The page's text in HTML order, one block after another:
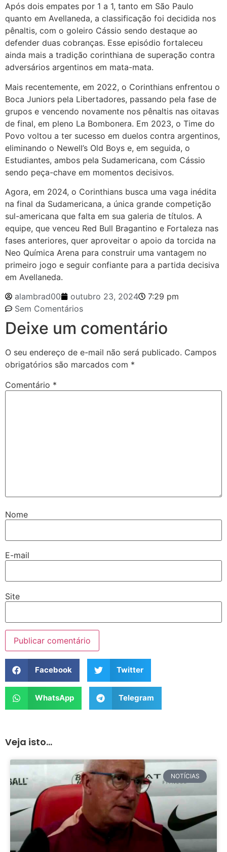
Após dois empates por 1 a 1, tanto em São Paulo
quanto em Avellaneda, a classificação foi decidida nos
pênaltis, com o goleiro Cássio sendo destaque ao
defender duas cobranças. Esse episódio fortaleceu
ainda mais a tradição corinthiana de superação contra
adversários argentinos em mata-mata.
Mais recentemente, em 2022, o Corinthians enfrentou o
Boca Juniors pela Libertadores, passando pela fase de
grupos e vencendo novamente nos pênaltis nas oitavas
de final, em pleno La Bombonera. Em 2023, o Time do
Povo voltou a ter sucesso em duelos contra argentinos,
eliminando o Newell’s Old Boys e, em seguida, o
Estudiantes, ambos pela Sudamericana, com Cássio
sendo peça-chave em momentos decisivos.
Agora, em 2024, o Corinthians busca uma vaga inédita
na final da Sudamericana, a única grande competição
sul-americana que falta em sua galeria de títulos. A
equipe, que venceu Red Bull Bragantino e Fortaleza nas
fases anteriores, quer aproveitar o apoio da torcida na
Neo Química Arena para construir uma vantagem no
primeiro jogo e seguir confiante para a partida decisiva
em Avellaneda.
alambrad00
outubro 23, 2024
7:29 pm
Sem Comentários
Deixe um comentário
O seu endereço de e-mail não será publicado. Campos
obrigatórios são marcados com *
Comentário *
Nome
E-mail
Site
Facebook Twitter
WhatsApp Telegram
Veja isto...
NOTÍCIAS